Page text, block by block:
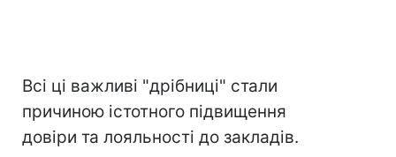
Всі ці важливі "дрібниці" стали
причиною істотного підвищення
довіри та лояльності до закладів.